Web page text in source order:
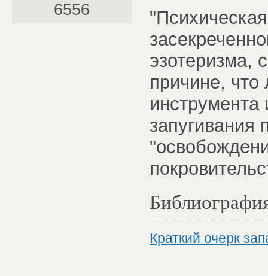
6556
эзотеризма,
причине, что
инструмента
запугивания
Краткий очерк